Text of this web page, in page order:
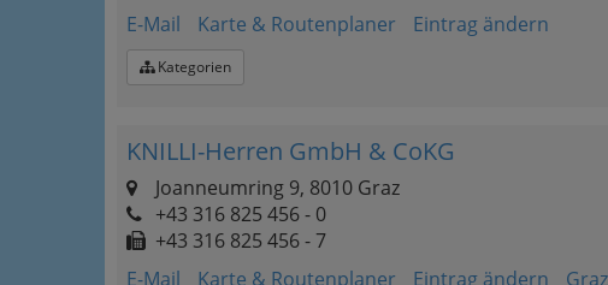
E-Mail
Karte & Routenplaner Eintrag ändern
Kategorien
KNILLI-Herren GmbH & CoKG
Joanneumring 9, 8010 Graz
+43 316 825 456 - 0
+43 316 825 456 - 7
E-Mail
Karte & Routenplaner Eintrag ändern